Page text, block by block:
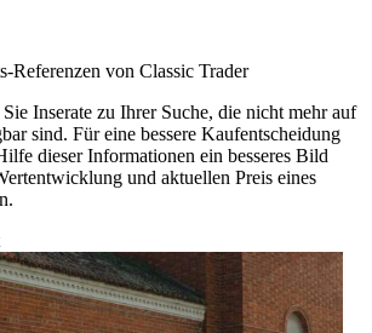
Referenzen von Classic Trader
Inserate zu Ihrer Suche, die nicht mehr auf
sind. Für eine bessere Kaufentscheidung
dieser Informationen ein besseres Bild
und aktuellen Preis eines